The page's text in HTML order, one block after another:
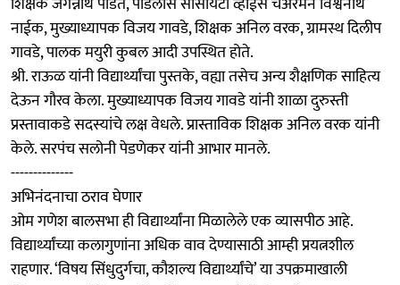
नाईक, मुख्याध्यापक विजय गावडे, शिक्षक अनिल वरक, ग्रामस्थ दिलीप
गावडे, पालक मयुरी कुबल आदी उपस्थित होते.
श्री. राऊळ यांनी विद्यार्थ्यांचा पुस्तके, वह्या तसेच अन्य शैक्षणिक साहित्य
देऊन गौरव केला. मुख्याध्यापक विजय गावडे यांनी शाळा दुरुस्ती
प्रस्तावाकडे सदस्यांचे लक्ष वेधले. प्रास्ताविक शिक्षक अनिल वरक यांनी
केले. सरपंच सलोनी पेडणेकर यांनी आभार मानले.
--------------
अभिनंदनाचा ठराव घेणार
ओम गणेश बालसभा ही विद्यार्थ्यांना मिळालेले एक व्यासपीठ आहे.
विद्यार्थ्यांच्या कलागुणांना अधिक वाव देण्यासाठी आम्ही प्रयत्नशील
राहणार. ‘विषय सिंधुदुर्गचा, कौशल्य विद्यार्थ्यांचे’ या उपक्रमाखाली